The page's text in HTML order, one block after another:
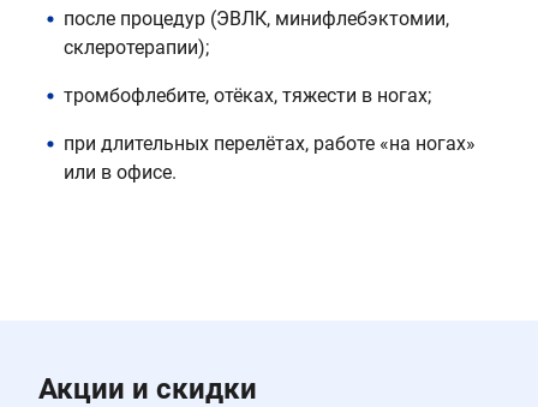
после процедур (ЭВЛК, минифлебэктомии,
склеротерапии);
тромбофлебите, отёках, тяжести в ногах;
при длительных перелётах, работе «на ногах»
или в офисе.
Акции и скидки